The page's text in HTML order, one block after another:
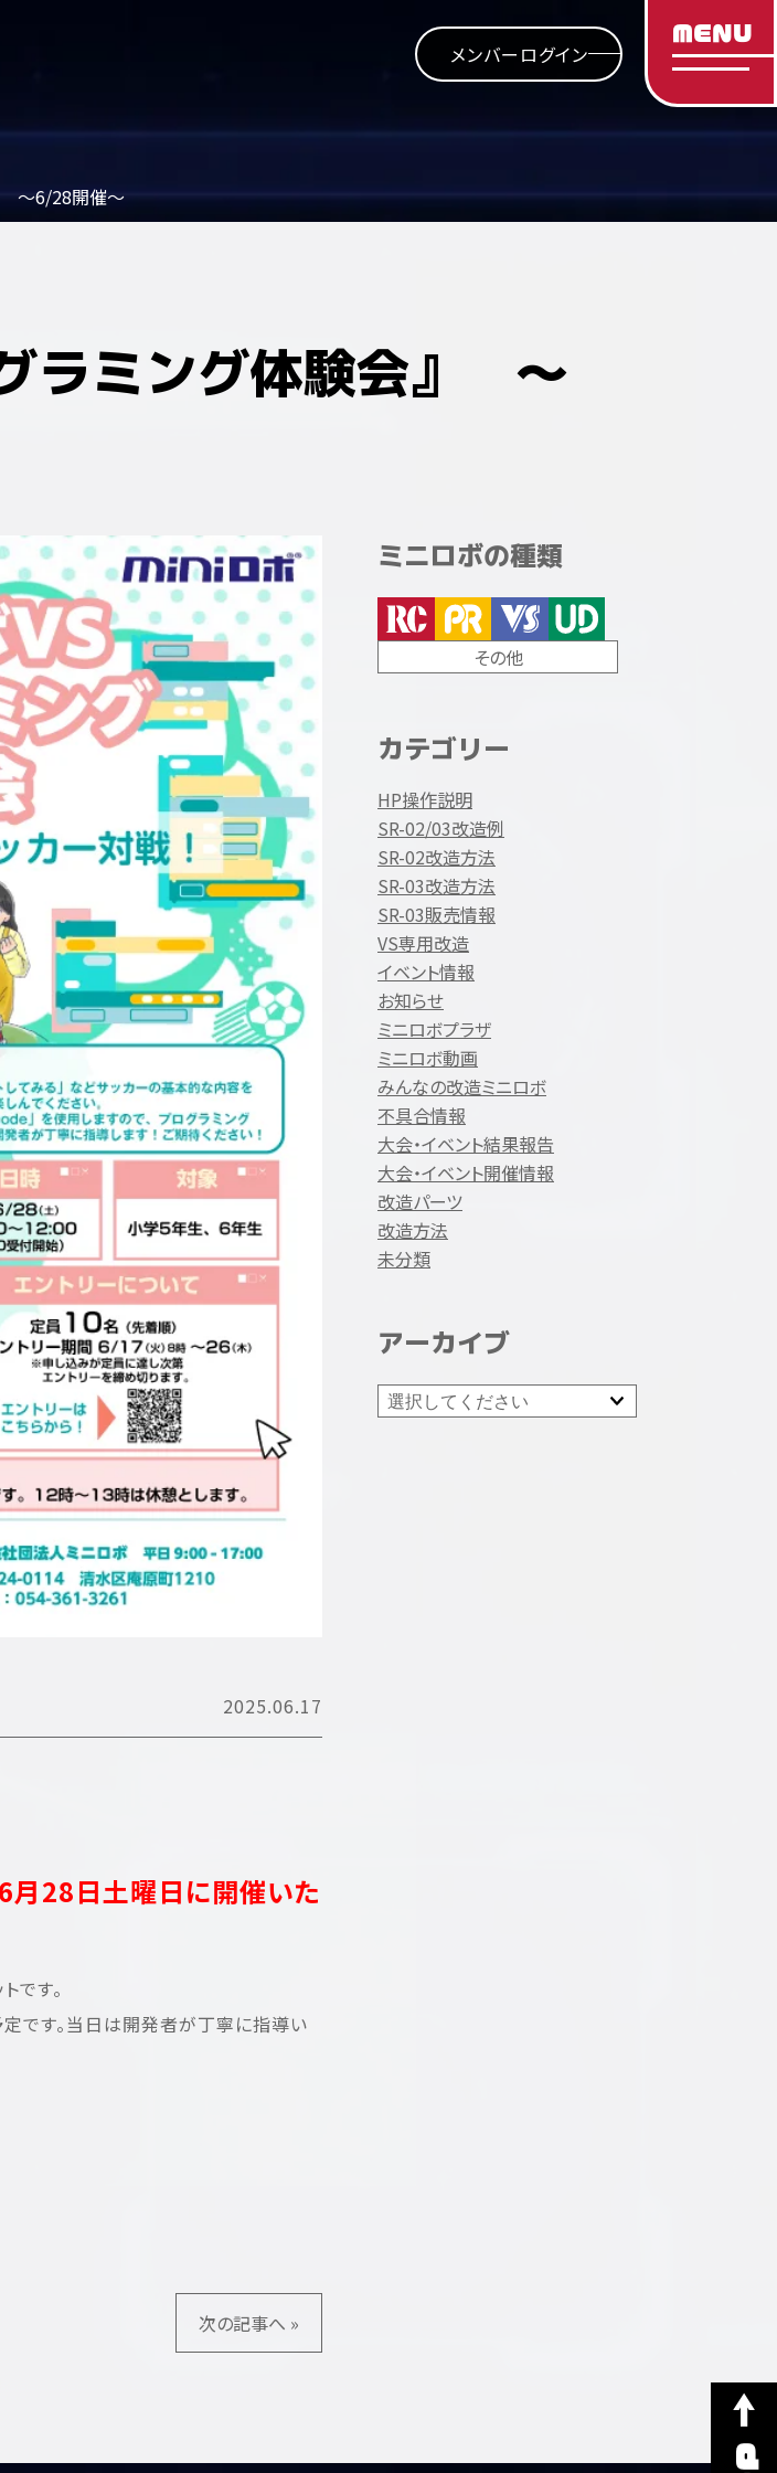
メンバーログイン
MENU
～6/28開催～
ラミング体験会』 ～
2025.06.17
月28日土曜日に開催いた
です。
です。当日は開発者が丁寧に指導い
次の記事へ »
ミニロボの種類
その他
カテゴリー
HP操作説明
SR-02/03改造例
SR-02改造方法
SR-03改造方法
SR-03販売情報
VS専用改造
イベント情報
お知らせ
ミニロボプラザ
ミニロボ動画
みんなの改造ミニロボ
不具合情報
大会・イベント結果報告
大会・イベント開催情報
改造パーツ
改造方法
未分類
アーカイブ